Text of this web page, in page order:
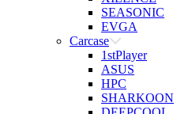
SEASONIC
EVGA
Carcase
1stPlayer
ASUS
HPC
SHARKOON